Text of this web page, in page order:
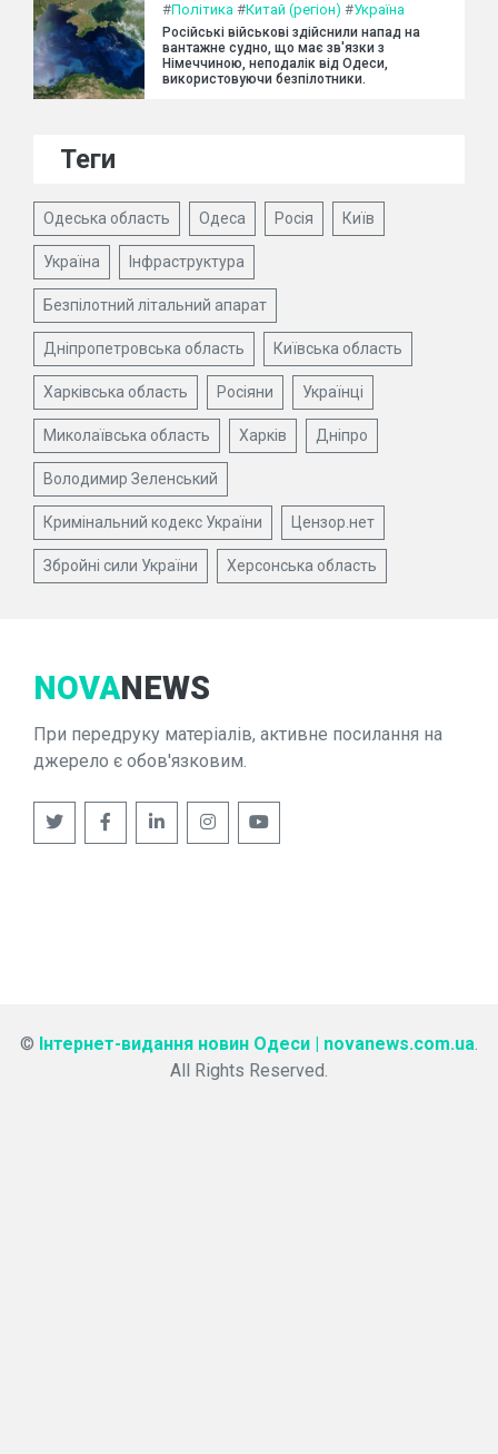
#Політика #Китай (регіон) #Україна
Російські військові здійснили напад на
вантажне судно, що має зв'язки з
Німеччиною, неподалік від Одеси,
використовуючи безпілотники.
Теги
Одеська область Одеса Росія Київ
Україна Інфраструктура
Безпілотний літальний апарат
Дніпропетровська область Київська область
Харківська область Росіяни Українці
Миколаївська область Харків Дніпро
Володимир Зеленський
Кримінальний кодекс України Цензор.нет
Збройні сили України Херсонська область
NOVANEWS
При передруку матеріалів, активне посилання на
джерело є обов'язковим.
© Інтернет-видання новин Одеси | novanews.com.ua.
All Rights Reserved.